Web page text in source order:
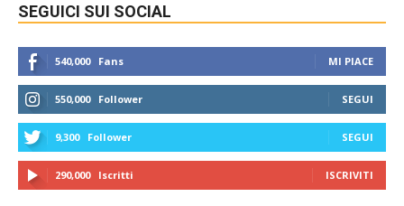
SEGUICI SUI SOCIAL
540,000 Fans MI PIACE
550,000 Follower SEGUI
9,300 Follower SEGUI
290,000 Iscritti ISCRIVITI